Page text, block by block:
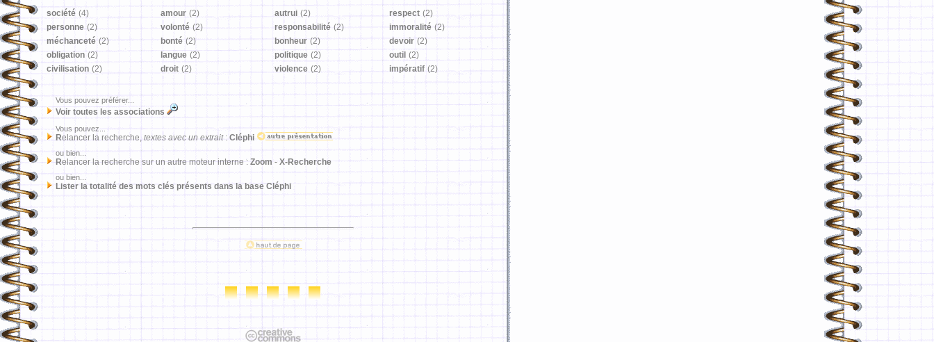
société (4) amour (2) autrui (2) respect (2)
personne (2) volonté (2) responsabilité (2) immoralité (2)
méchanceté (2) bonté (2) bonheur (2) devoir (2)
obligation (2) langue (2) politique (2) outil (2)
civilisation (2) droit (2) violence (2) impératif (2)
Vous pouvez préférer...
Voir toutes les associations
Vous pouvez...
Relancer la recherche, textes avec un extrait: Cléphi
ou bien...
Relancer la recherche sur un autre moteur interne : Zoom- X-Recherche
ou bien...
Lister la totalité des mots clés présents dans la base Cléphi